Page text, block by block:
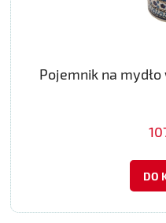
Pojemnik na
DO